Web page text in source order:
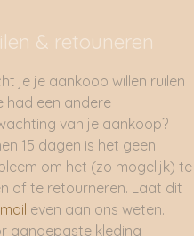
& retouneren
je je aankoop willen ruilen
had een andere
van je aankoop?
15 dagen is het geen
om het (zo mogelijk) te
of te retourneren. Laat dit
even aan ons weten.
aangepaste kleding